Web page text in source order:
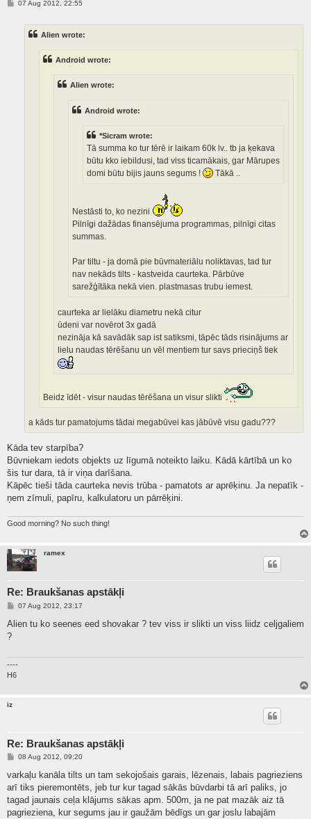
P07 Aug 2012, 22:55
Alien wrote:
Android wrote:
Alien wrote:
Android wrote:
*Sicram wrote:
Tā summa ko tur tērē ir laikam 60k lv.. tb ja ķekava
būtu kko iebildusi, tad viss ticamākais, gar Mārupes
domi būtu bijis jauns segums !
Tākā ..
Nestāsti to, ko nezini
Pilnīgi dažādas finansējuma programmas, pilnīgi citas
summas.
Par tiltu - ja domā pie būvmateriālu noliktavas, tad tur
nav nekāds tilts - kastveida caurteka. Pārbūve
sarežģītāka nekā vien. plastmasas trubu iemest.
caurteka ar lielāku diametru nekā citur
ūdeni var novērot 3x gadā
nezināja kā savādāk sap ist satiksmi, tāpēc tāds risinājums ar
lielu naudas tērēšanu un vēl mentiem tur savs prieciņš tiek
Beidz īdēt - visur naudas tērēšana un visur slikti
a kāds tur pamatojums tādai megabūvei kas jābūvē visu gadu???
Kāda tev starpība?
Būvniekam iedots objekts uz līgumā noteikto laiku. Kādā kārtībā un ko
šis tur dara, tā ir viņa darīšana.
Kāpēc tieši tāda caurteka nevis trūba - pamatots ar aprēķinu. Ja nepatīk -
ņem zīmuli, papīru, kalkulatoru un pārrēķini.
Good morning? No such thing!
ramex
Re: Braukšanas apstākļi
P
s
07 Aug 2012, 23:17
Alien tu ko seenes eed shovakar ? tev viss ir slikti un viss liidz celjgaliem
?
----
H6
iz
Re: Braukšanas apstākļi
P
s
08 Aug 2012, 09:20
varkaļu kanāla tilts un tam sekojošais garais, lēzenais, labais pagrieziens
arī tiks pieremontēts, jeb tur kur tagad sākās būvdarbi tā arī paliks, jo
tagad jaunais ceļa klājums sākas apm. 500m, ja ne pat mazāk aiz tā
pagrieziena, kur segums jau ir gaužām bēdīgs un gar joslu labajām